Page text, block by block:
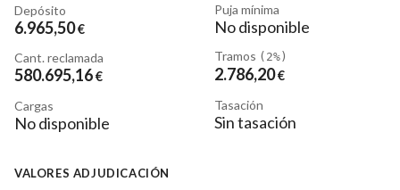
Depósito
6.965,50€
Cant. reclamada
580.695,16€
Cargas
No disponible
Puja mínima
No disponible
Tramos (2%)
2.786,20€
Tasación
Sin tasación
VALORES ADJUDICACIÓN